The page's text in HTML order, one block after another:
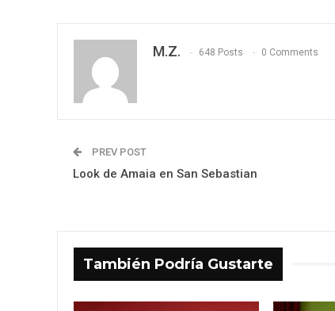
M.Z. 648 Posts 0 Comments
PREV POST
Look de Amaia en San Sebastian
También Podría Gustarte